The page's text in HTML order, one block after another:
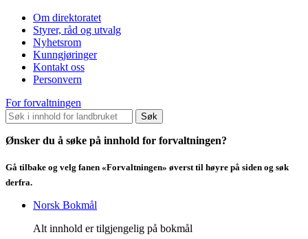
Om direktoratet
Styrer, råd og utvalg
Nyhetsrom
Kunngjøringer
Kontakt oss
Personvern
For forvaltningen
Søk
Ønsker du å søke på innhold for forvaltningen?
Gå tilbake og velg fanen «Forvaltningen» øverst til høyre på siden og søk
derfra.
Norsk Bokmål
Alt innhold er tilgjengelig på bokmål